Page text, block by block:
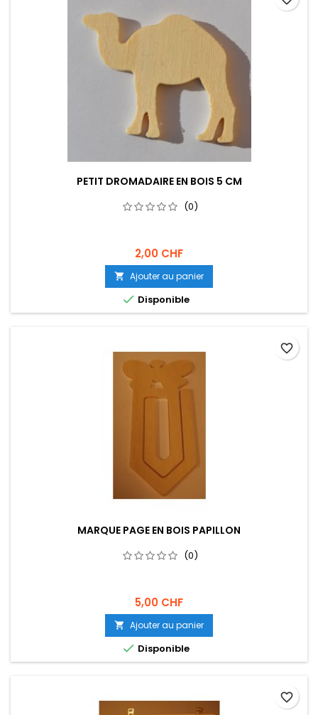
PETIT DROMADAIRE EN BOIS 5 CM
(0)
2,00 CHF
 Ajouter au panier
 Disponible
MARQUE PAGE EN BOIS PAPILLON
(0)
5,00 CHF
 Ajouter au panier
 Disponible
favorite_border
favorite_border